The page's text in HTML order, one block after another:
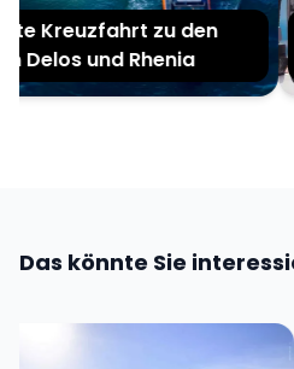
Kreuzfahrt zu den
Delos und Rhenia
Das könnte Sie